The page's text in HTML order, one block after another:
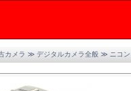
カメラ ≫ デジタルカメラ全般 ≫ ニコン